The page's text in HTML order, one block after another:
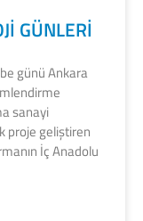
GÜNLERİ
günü Ankara
sanayi
proje geliştiren
İç Anadolu